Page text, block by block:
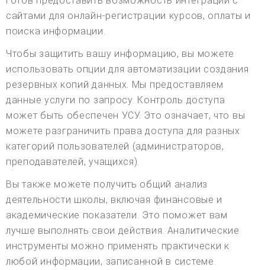
сайтами для онлайн-регистрации курсов, оплаты и
поиска информации.
Чтобы защитить вашу информацию, вы можете
использовать опции для автоматизации создания
резервных копий данных. Мы предоставляем
данные услуги по запросу. Контроль доступа
может быть обеспечен УСУ. Это означает, что вы
можете разграничить права доступа для разных
категорий пользователей (администраторов,
преподавателей, учащихся).
Вы также можете получить общий анализ
деятельности школы, включая финансовые и
академические показатели. Это поможет вам
лучше выполнять свои действия. Аналитические
инструменты можно применять практически к
любой информации, записанной в системе.